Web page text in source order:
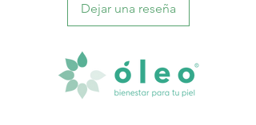
Dejar una reseña